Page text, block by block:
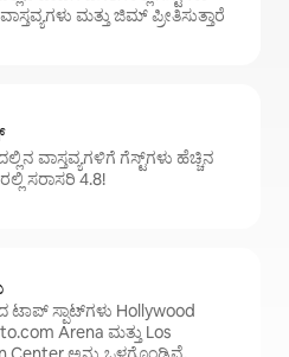
ಮತ್ತು ಜಿಮ್ ಪ್ರೀತಿಸುತ್ತಾರೆ
ವಾಸ್ತವ್ಯಗಳಿಗೆ ಗೆಸ್ಟ್‌ಗಳು ಹೆಚ್ಚಿನ
ಸರಾಸರಿ 4.8!
ಸ್ಪಾಟ್‌ಗಳು Hollywood
Arena ಮತ್ತು Los